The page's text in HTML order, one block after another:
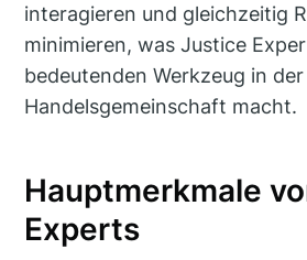
interagieren und gleichzeitig
minimieren, was Justice
bedeutenden Werkzeug in der
Handelsgemeinschaft macht.
Hauptmerkmale
Experts